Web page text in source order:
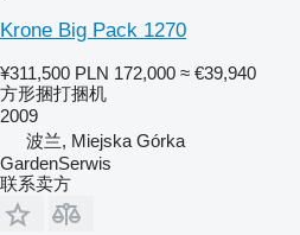
Krone Big Pack 1270
¥311,500 PLN 172,000 ≈ €39,940
方形捆打捆机
2009
波兰, Miejska Górka
GardenSerwis
联系卖方